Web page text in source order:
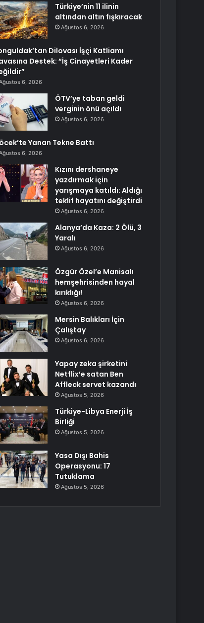
Türkiye’nin 11 ilinin
altından altın fışkıracak
Ağustos 6, 2026
Dilovası İşçi Katliamı
Destek: “İş Cinayetleri Kader
6, 2026
ÖTV’ye taban geldi
verginin önü açıldı
Ağustos 6, 2026
Yanan Tekne Battı
6, 2026
Kızını dershaneye
yazdırmak için
yarışmaya katıldı: Aldığı
teklif hayatını değiştirdi
Ağustos 6, 2026
Alanya’da Kaza: 2 Ölü, 3
Yaralı
Ağustos 6, 2026
Özgür Özel’e Manisalı
hemşehrisinden hayal
kırıklığı!
Ağustos 6, 2026
Mersin Balıkları İçin
Çalıştay
Ağustos 6, 2026
Yapay zeka şirketini
Netflix’e satan Ben
Affleck servet kazandı
Ağustos 5, 2026
Türkiye-Libya Enerji İş
Birliği
Ağustos 5, 2026
Yasa Dışı Bahis
Operasyonu: 17
Tutuklama
Ağustos 5, 2026